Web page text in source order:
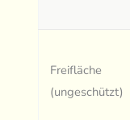
Freifläche
(ungeschützt)